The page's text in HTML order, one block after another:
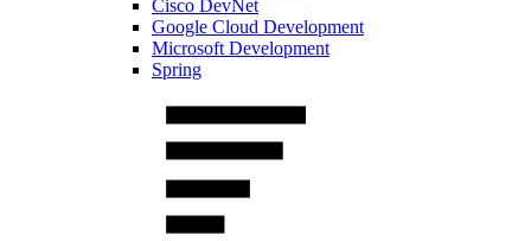
Cisco DevNet
Google Cloud Development
Microsoft Development
Spring